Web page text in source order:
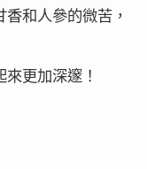
和人參的微苦，
來更加深邃！